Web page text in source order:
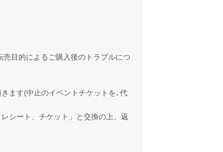
目的によるご購入後のトラブルにつ
ます(中止のイベントチケットを､代
シート、チケット」と交換の上、返